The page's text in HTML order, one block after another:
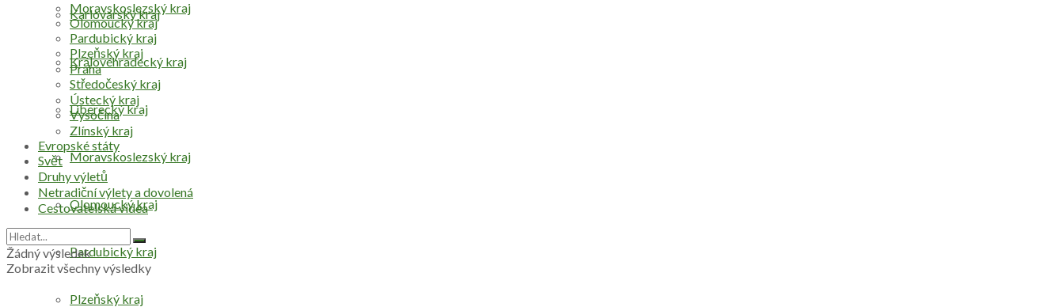
Karlovarský kraj
Královéhradecký kraj
Liberecký kraj
Moravskoslezský kraj
Olomoucký kraj
Pardubický kraj
Plzeňský kraj
Moravskoslezský kraj
Olomoucký kraj
Pardubický kraj
Plzeňský kraj
Praha
Středočeský kraj
Ústecký kraj
Vysočina
Zlínský kraj
Evropské státy
Svět
Druhy výletů
Netradiční výlety a dovolená
Cestovatelská videa
Žádný výsledek
Zobrazit všechny výsledky